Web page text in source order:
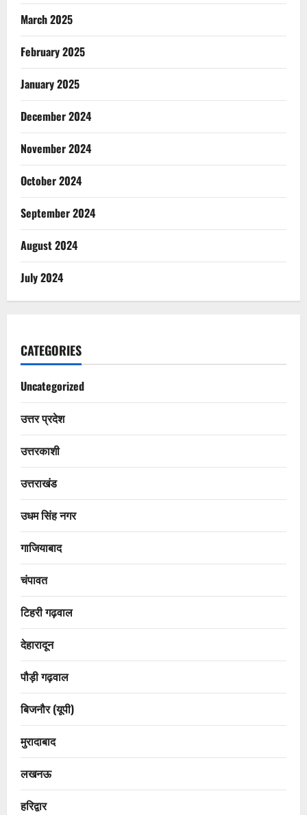
March 2025
February 2025
January 2025
December 2024
November 2024
October 2024
September 2024
August 2024
July 2024
CATEGORIES
Uncategorized
उत्तर प्रदेश
उत्तरकाशी
उत्तराखंड
उधम सिंह नगर
गाजियाबाद
चंपावत
टिहरी गढ़वाल
देहारादून
पौड़ी गढ़वाल
बिजनौर (यूपी)
मुरादाबाद
लखनऊ
हरिद्वार